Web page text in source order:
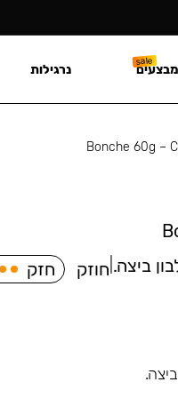
Bonche 60g –
ביצה. חוזק חזק
מבצעים נרגילות